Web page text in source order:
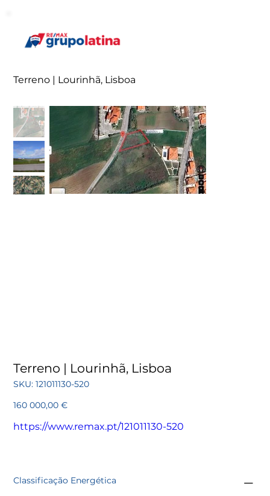
Terreno | Lourinhã, Lisboa
Terreno | Lourinhã, Lisboa
SKU: SKU
121011130-
121011130-520
Preço
160 000,00 €
https://www.remax.pt/121011130-520
Classificação Energética